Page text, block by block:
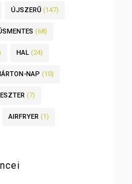
ÚJSZERŰ (147)
(68)
HAL (24)
NAP (10)
(7)
AIRFRYER (1)